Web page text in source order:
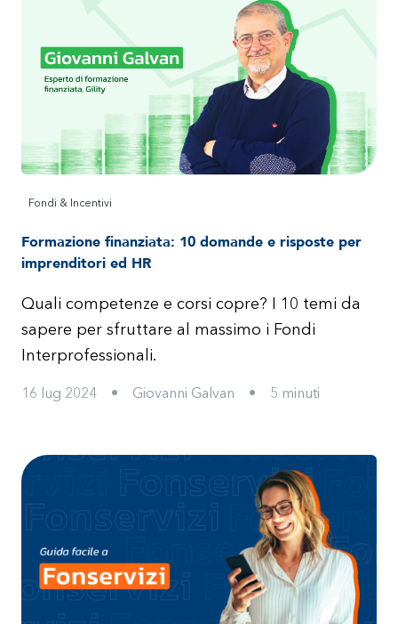
Fondi & Incentivi
Formazione finanziata: 10 domande e risposte per
imprenditori ed HR
Quali competenze e corsi copre? I 10 temi da
sapere per sfruttare al massimo i Fondi
Interprofessionali.
16 lug 2024 • Giovanni Galvan • 5 minuti